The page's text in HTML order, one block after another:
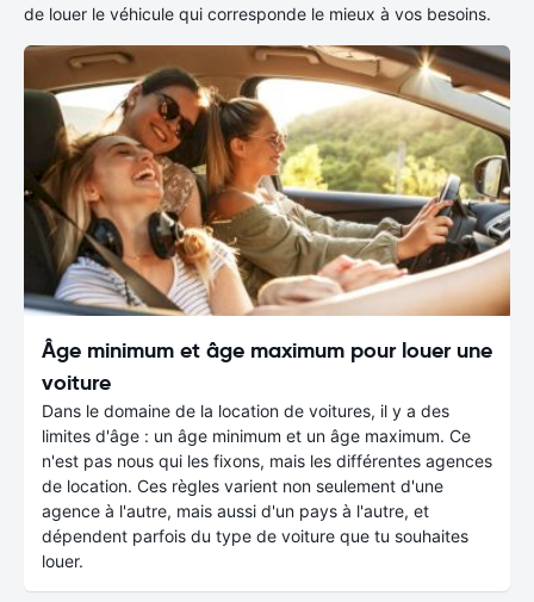
de louer le véhicule qui corresponde le mieux à vos besoins.
Âge minimum et âge maximum pour louer une
voiture
Dans le domaine de la location de voitures, il y a des
limites d'âge : un âge minimum et un âge maximum. Ce
n'est pas nous qui les fixons, mais les différentes agences
de location. Ces règles varient non seulement d'une
agence à l'autre, mais aussi d'un pays à l'autre, et
dépendent parfois du type de voiture que tu souhaites
louer.